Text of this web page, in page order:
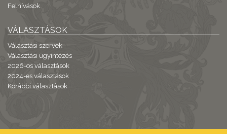
Felhívások
VÁLASZTÁSOK
Választási szervek
Választási ügyintézés
2026-os választások
2024-es választások
Korábbi választások